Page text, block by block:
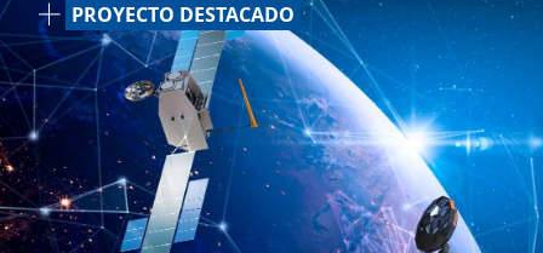
PROYECTO DESTACADO